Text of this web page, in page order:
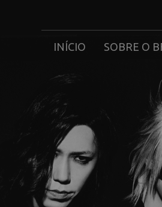
INÍCIO SOBRE O